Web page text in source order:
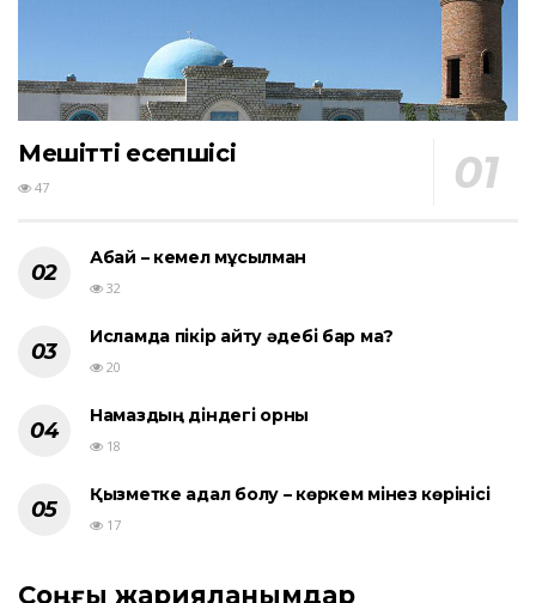
Мешіттің есепшісі
47
Абай – кемел мұсылман
32
Исламда пікір айту әдебі бар ма?
20
Намаздың діндегі орны
18
Қызметке адал болу – көркем мінез көрінісі
17
Соңғы жарияланымдар